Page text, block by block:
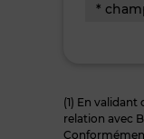
*
(1) En
relation avec